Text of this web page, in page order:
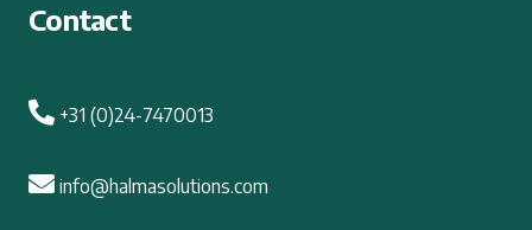
Contact
+31 (0)24-7470013
info@halmasolutions.com